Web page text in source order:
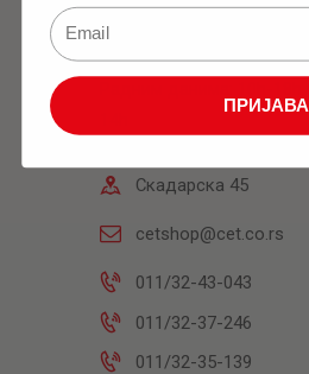
Књижара
Скадарска 45
cetshop@cet.co.rs
011/32-43-043
011/32-37-246
011/32-35-139
ПРИЈАВА